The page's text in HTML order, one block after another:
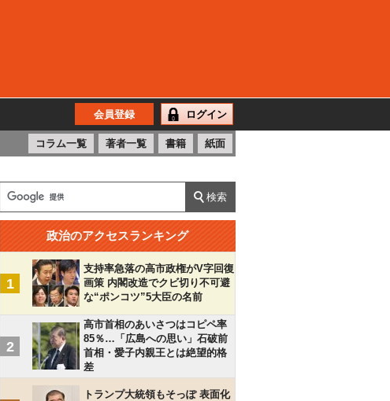
会員登録 ログイン
コラム一覧 著者一覧 書籍 紙面
政治のアクセスランキング
1
支持率急落の高市政権がV字回復
画策 内閣改造でクビ切り不可避
な“ポンコツ”5大臣の名前
2
高市首相のあいさつはコピペ率
85％…「広島への思い」石破前
首相・愛子内親王とは絶望的格
差
トランプ大統領もそっぽ 表面化